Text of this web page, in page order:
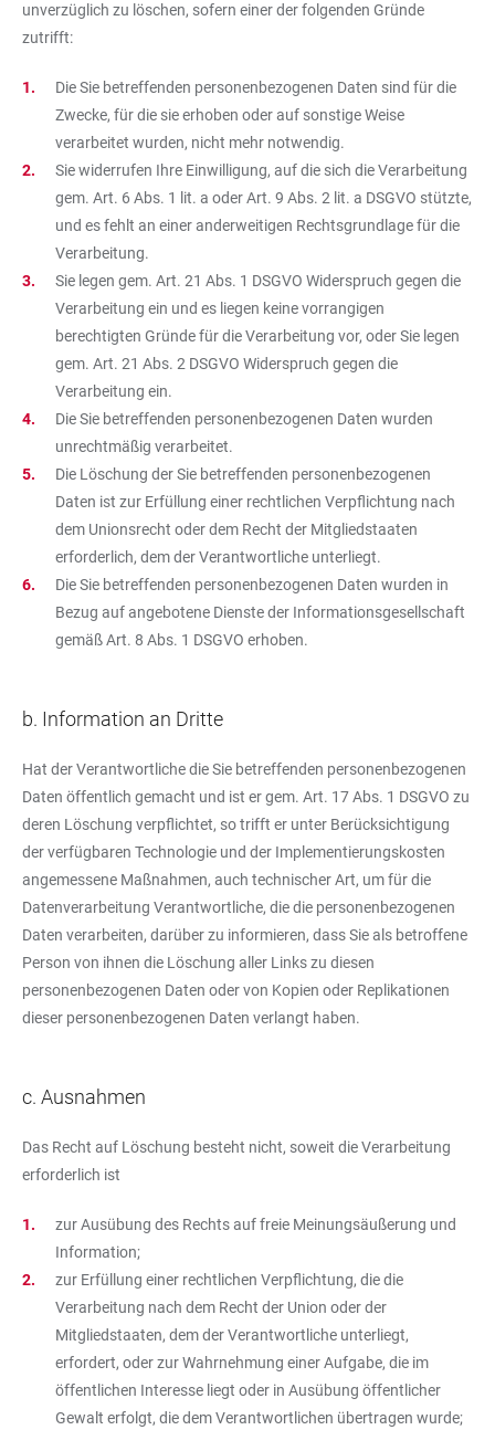
unverzüglich zu löschen, sofern einer der folgenden Gründe
zutrifft:
Die Sie betreffenden personenbezogenen Daten sind für die
Zwecke, für die sie erhoben oder auf sonstige Weise
verarbeitet wurden, nicht mehr notwendig.
Sie widerrufen Ihre Einwilligung, auf die sich die Verarbeitung
gem. Art. 6 Abs. 1 lit. a oder Art. 9 Abs. 2 lit. a DSGVO stützte,
und es fehlt an einer anderweitigen Rechtsgrundlage für die
Verarbeitung.
Sie legen gem. Art. 21 Abs. 1 DSGVO Widerspruch gegen die
Verarbeitung ein und es liegen keine vorrangigen
berechtigten Gründe für die Verarbeitung vor, oder Sie legen
gem. Art. 21 Abs. 2 DSGVO Widerspruch gegen die
Verarbeitung ein.
Die Sie betreffenden personenbezogenen Daten wurden
unrechtmäßig verarbeitet.
Die Löschung der Sie betreffenden personenbezogenen
Daten ist zur Erfüllung einer rechtlichen Verpflichtung nach
dem Unionsrecht oder dem Recht der Mitgliedstaaten
erforderlich, dem der Verantwortliche unterliegt.
Die Sie betreffenden personenbezogenen Daten wurden in
Bezug auf angebotene Dienste der Informationsgesellschaft
gemäß Art. 8 Abs. 1 DSGVO erhoben.
b. Information an Dritte
Hat der Verantwortliche die Sie betreffenden personenbezogenen
Daten öffentlich gemacht und ist er gem. Art. 17 Abs. 1 DSGVO zu
deren Löschung verpflichtet, so trifft er unter Berücksichtigung
der verfügbaren Technologie und der Implementierungskosten
angemessene Maßnahmen, auch technischer Art, um für die
Datenverarbeitung Verantwortliche, die die personenbezogenen
Daten verarbeiten, darüber zu informieren, dass Sie als betroffene
Person von ihnen die Löschung aller Links zu diesen
personenbezogenen Daten oder von Kopien oder Replikationen
dieser personenbezogenen Daten verlangt haben.
c. Ausnahmen
Das Recht auf Löschung besteht nicht, soweit die Verarbeitung
erforderlich ist
zur Ausübung des Rechts auf freie Meinungsäußerung und
Information;
zur Erfüllung einer rechtlichen Verpflichtung, die die
Verarbeitung nach dem Recht der Union oder der
Mitgliedstaaten, dem der Verantwortliche unterliegt,
erfordert, oder zur Wahrnehmung einer Aufgabe, die im
öffentlichen Interesse liegt oder in Ausübung öffentlicher
Gewalt erfolgt, die dem Verantwortlichen übertragen wurde;